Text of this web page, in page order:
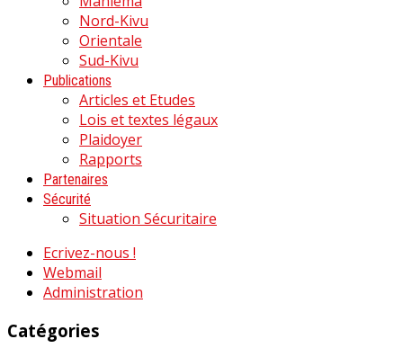
Nord-Kivu
Orientale
Sud-Kivu
Publications
Articles et Etudes
Lois et textes légaux
Plaidoyer
Rapports
Partenaires
Sécurité
Situation Sécuritaire
Ecrivez-nous !
Webmail
Administration
Catégories